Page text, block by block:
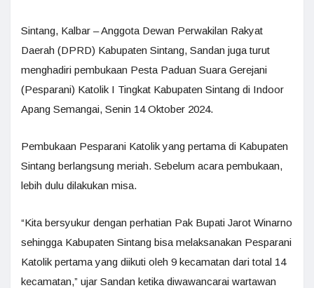
Sintang, Kalbar – Anggota Dewan Perwakilan Rakyat
Daerah (DPRD) Kabupaten Sintang, Sandan juga turut
menghadiri pembukaan Pesta Paduan Suara Gerejani
(Pesparani) Katolik I Tingkat Kabupaten Sintang di Indoor
Apang Semangai, Senin 14 Oktober 2024.
Pembukaan Pesparani Katolik yang pertama di Kabupaten
Sintang berlangsung meriah. Sebelum acara pembukaan,
lebih dulu dilakukan misa.
“Kita bersyukur dengan perhatian Pak Bupati Jarot Winarno
sehingga Kabupaten Sintang bisa melaksanakan Pesparani
Katolik pertama yang diikuti oleh 9 kecamatan dari total 14
kecamatan,” ujar Sandan ketika diwawancarai wartawan